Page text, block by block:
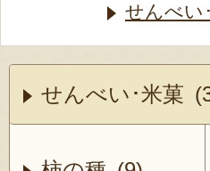
せんべい
せんべい･米菓